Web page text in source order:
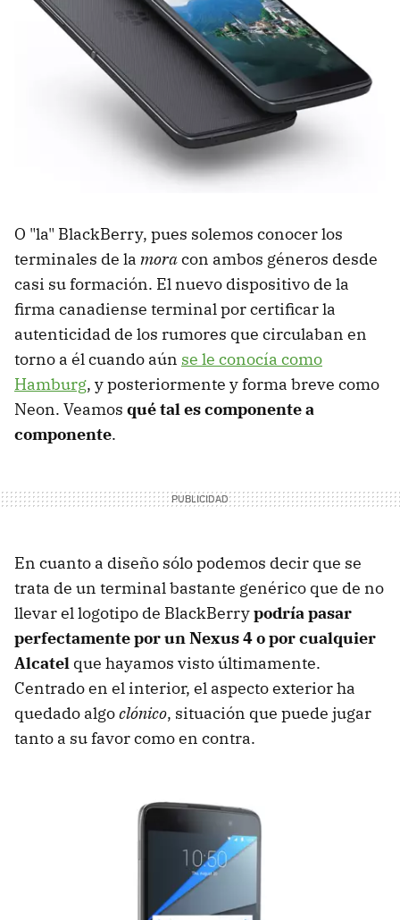
O "la" BlackBerry, pues solemos conocer los
terminales de la moracon ambos géneros desde
casi su formación. El nuevo dispositivo de la
firma canadiense terminal por certificar la
autenticidad de los rumores que circulaban en
torno a él cuando aún se le conocía como
Hamburg, y posteriormente y forma breve como
Neon. Veamos qué tal es componente a
componente.
En cuanto a diseño sólo podemos decir que se
trata de un terminal bastante genérico que de no
llevar el logotipo de BlackBerrypodría pasar
perfectamente por un Nexus 4 o por cualquier
Alcatel que hayamos visto últimamente.
Centrado en el interior, el aspecto exterior ha
quedado algoclónico, situación que puede jugar
tanto a su favor como en contra.